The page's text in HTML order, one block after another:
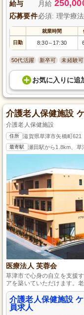
給与 月給
応募要件必須: 理学療
就業時間
日勤 8:30～ 17:30
50代活躍 新卒可 未経験可
お気に入り に追
介護老人保健施設
介護老人保健施設
住所 滋賀県草津市矢橋町621
最寄駅 瀬田駅から1.8km、草
医療法人 芙蓉会
草津市で心身の自立を支援
アを築いていただけます。
て、利用者様一人ひとりに
子育て中の方も安心の託児
勤務が可能です。
介護老人保健施設
員求人